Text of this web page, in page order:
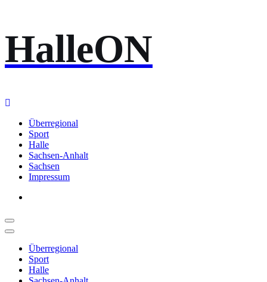
Inhalt
springen
HalleON
Überregional
Sport
Halle
Sachsen-Anhalt
Sachsen
Impressum
Überregional
Sport
Halle